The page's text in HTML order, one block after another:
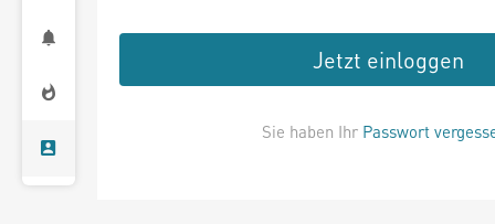
Jetzt einloggen
Sie haben Ihr Passwort